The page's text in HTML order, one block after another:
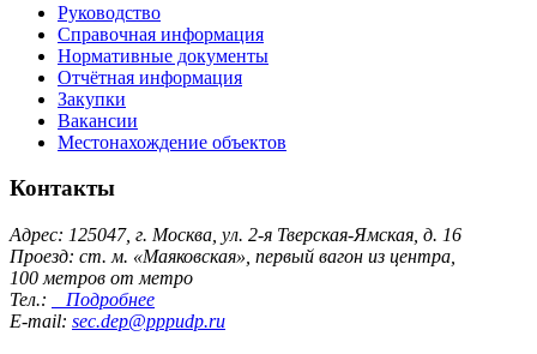
Руководство
Справочная информация
Нормативные документы
Отчётная информация
Закупки
Вакансии
Местонахождение объектов
Контакты
Адрес: 125047, г. Москва, ул. 2-я Тверская-Ямская, д. 16
Проезд: ст. м. «Маяковская», первый вагон из центра,
100 метров от метро
Тел.:
Подробнее
E-mail: sec.dep@pppudp.ru